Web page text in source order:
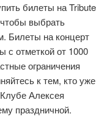
билеты на Tribute
выбрать
Билеты на концерт
с отметкой от 1000
ограничения
к тем, кто уже
Алексея
праздничной.